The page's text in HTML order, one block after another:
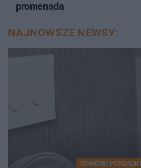
promenada
NAJNOWSZE NEWSY:
DOMOWE PORZĄDKI